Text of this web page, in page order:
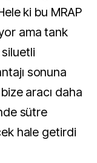
ki bu MRAP
ama tank
sonuna
aracı daha
sütre
hale getirdi